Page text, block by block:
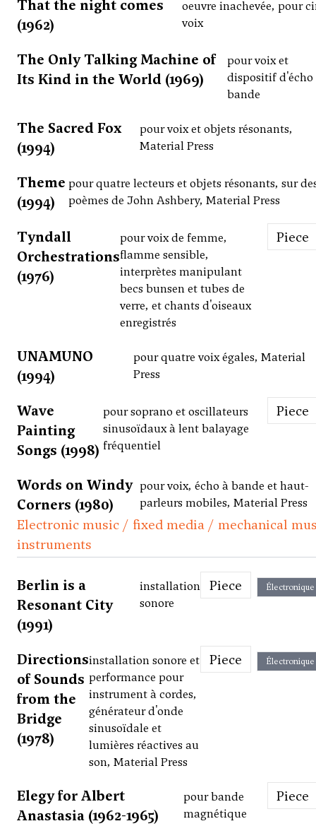
That the night comes
(1962)
oeuvre inachevée, pour
voix
The Only Talking Machine of
Its Kind in the World (1969)
pour voix et
dispositif d'écho
bande
The Sacred Fox
(1994)
pour voix et objets résonants,
Material Press
Theme
(1994)
pour quatre lecteurs et objets résonants, sur
poèmes de John Ashbery, Material Press
Tyndall
Orchestrations
(1976)
pour voix de femme,
flamme sensible,
interprètes manipulant
becs bunsen et tubes de
verre, et chants d'oiseaux
enregistrés
Piece
UNAMUNO
(1994)
pour quatre voix égales, Material
Press
Wave
Painting
Songs (1998)
pour soprano et oscillateurs
sinusoïdaux à lent balayage
fréquentiel
Piece
Words on Windy
Corners (1980)
pour voix, écho à bande et haut-
parleurs mobiles, Material Press
Electronic music / fixed media / mechanical
instruments
Berlin is a
Resonant City
(1991)
installation
sonore
Piece Électronique
Directions
of Sounds
from the
Bridge
(1978)
installation sonore et
performance pour
instrument à cordes,
générateur d'onde
sinusoïdale et
lumières réactives au
son, Material Press
Piece Électronique
Elegy for Albert
Anastasia (1962-1965)
pour bande
magnétique
Piece